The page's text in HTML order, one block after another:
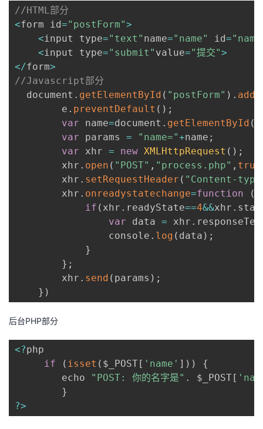
//HTML部分
<form id="postForm">
<input type="text" name="name" id=
<input type="submit" value="提交">
</form>
//Javascript部分
  document
. getElementById ( "postForm" ) .
        e
. preventDefault ( ) ;
var name=document . getElementById (
var params = "name="+name ;
var xhr = new XMLHttpRequest ( ) ;
        xhr
. open ( "POST" , "process.php" , true
        xhr
. setRequestHeader ( "Content-
        xhr
. onreadystatechange=function (
if ( xhr . readyState==4&&xhr .
var data = xhr .
                console
. log ( data ) ;
}
} ;
        xhr
. send ( params ) ;
} )
后台PHP部分
<?php
if
( isset ( $_POST[ 'name' ] ) )
{
        echo
"POST: 你的名字是" . $_POST[
}
?>